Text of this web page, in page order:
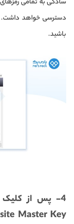
دسترسی خواهد داشت.
باشید.